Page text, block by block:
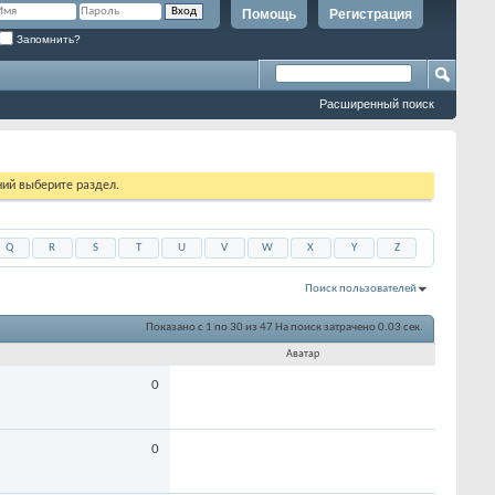
Регистрация
Помощь
Запомнить?
Расширенный поиск
выберите раздел.
Q R S T U V W X Y Z
Поиск пользователей
Показано с 1 по 30 из 47 На поиск затрачено0.03 сек.
Аватар
0
0